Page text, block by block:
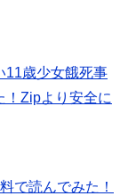
11歳少女餓死事
！Zipより安全に
で読んでみた！